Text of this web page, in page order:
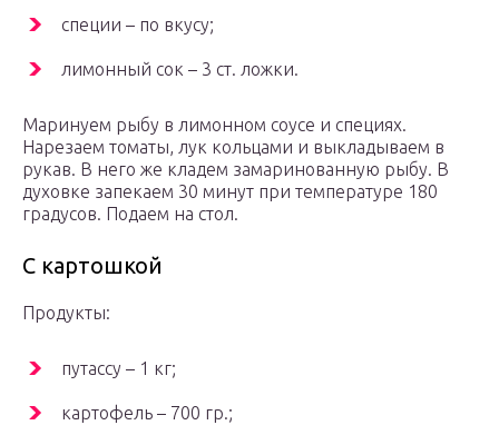
специи – по вкусу;
лимонный сок – 3 ст. ложки.
Маринуем рыбу в лимонном соусе и специях.
Нарезаем томаты, лук кольцами и выкладываем в
рукав. В него же кладем замаринованную рыбу. В
духовке запекаем 30 минут при температуре 180
градусов. Подаем на стол.
С картошкой
Продукты:
путассу – 1 кг;
картофель – 700 гр.;